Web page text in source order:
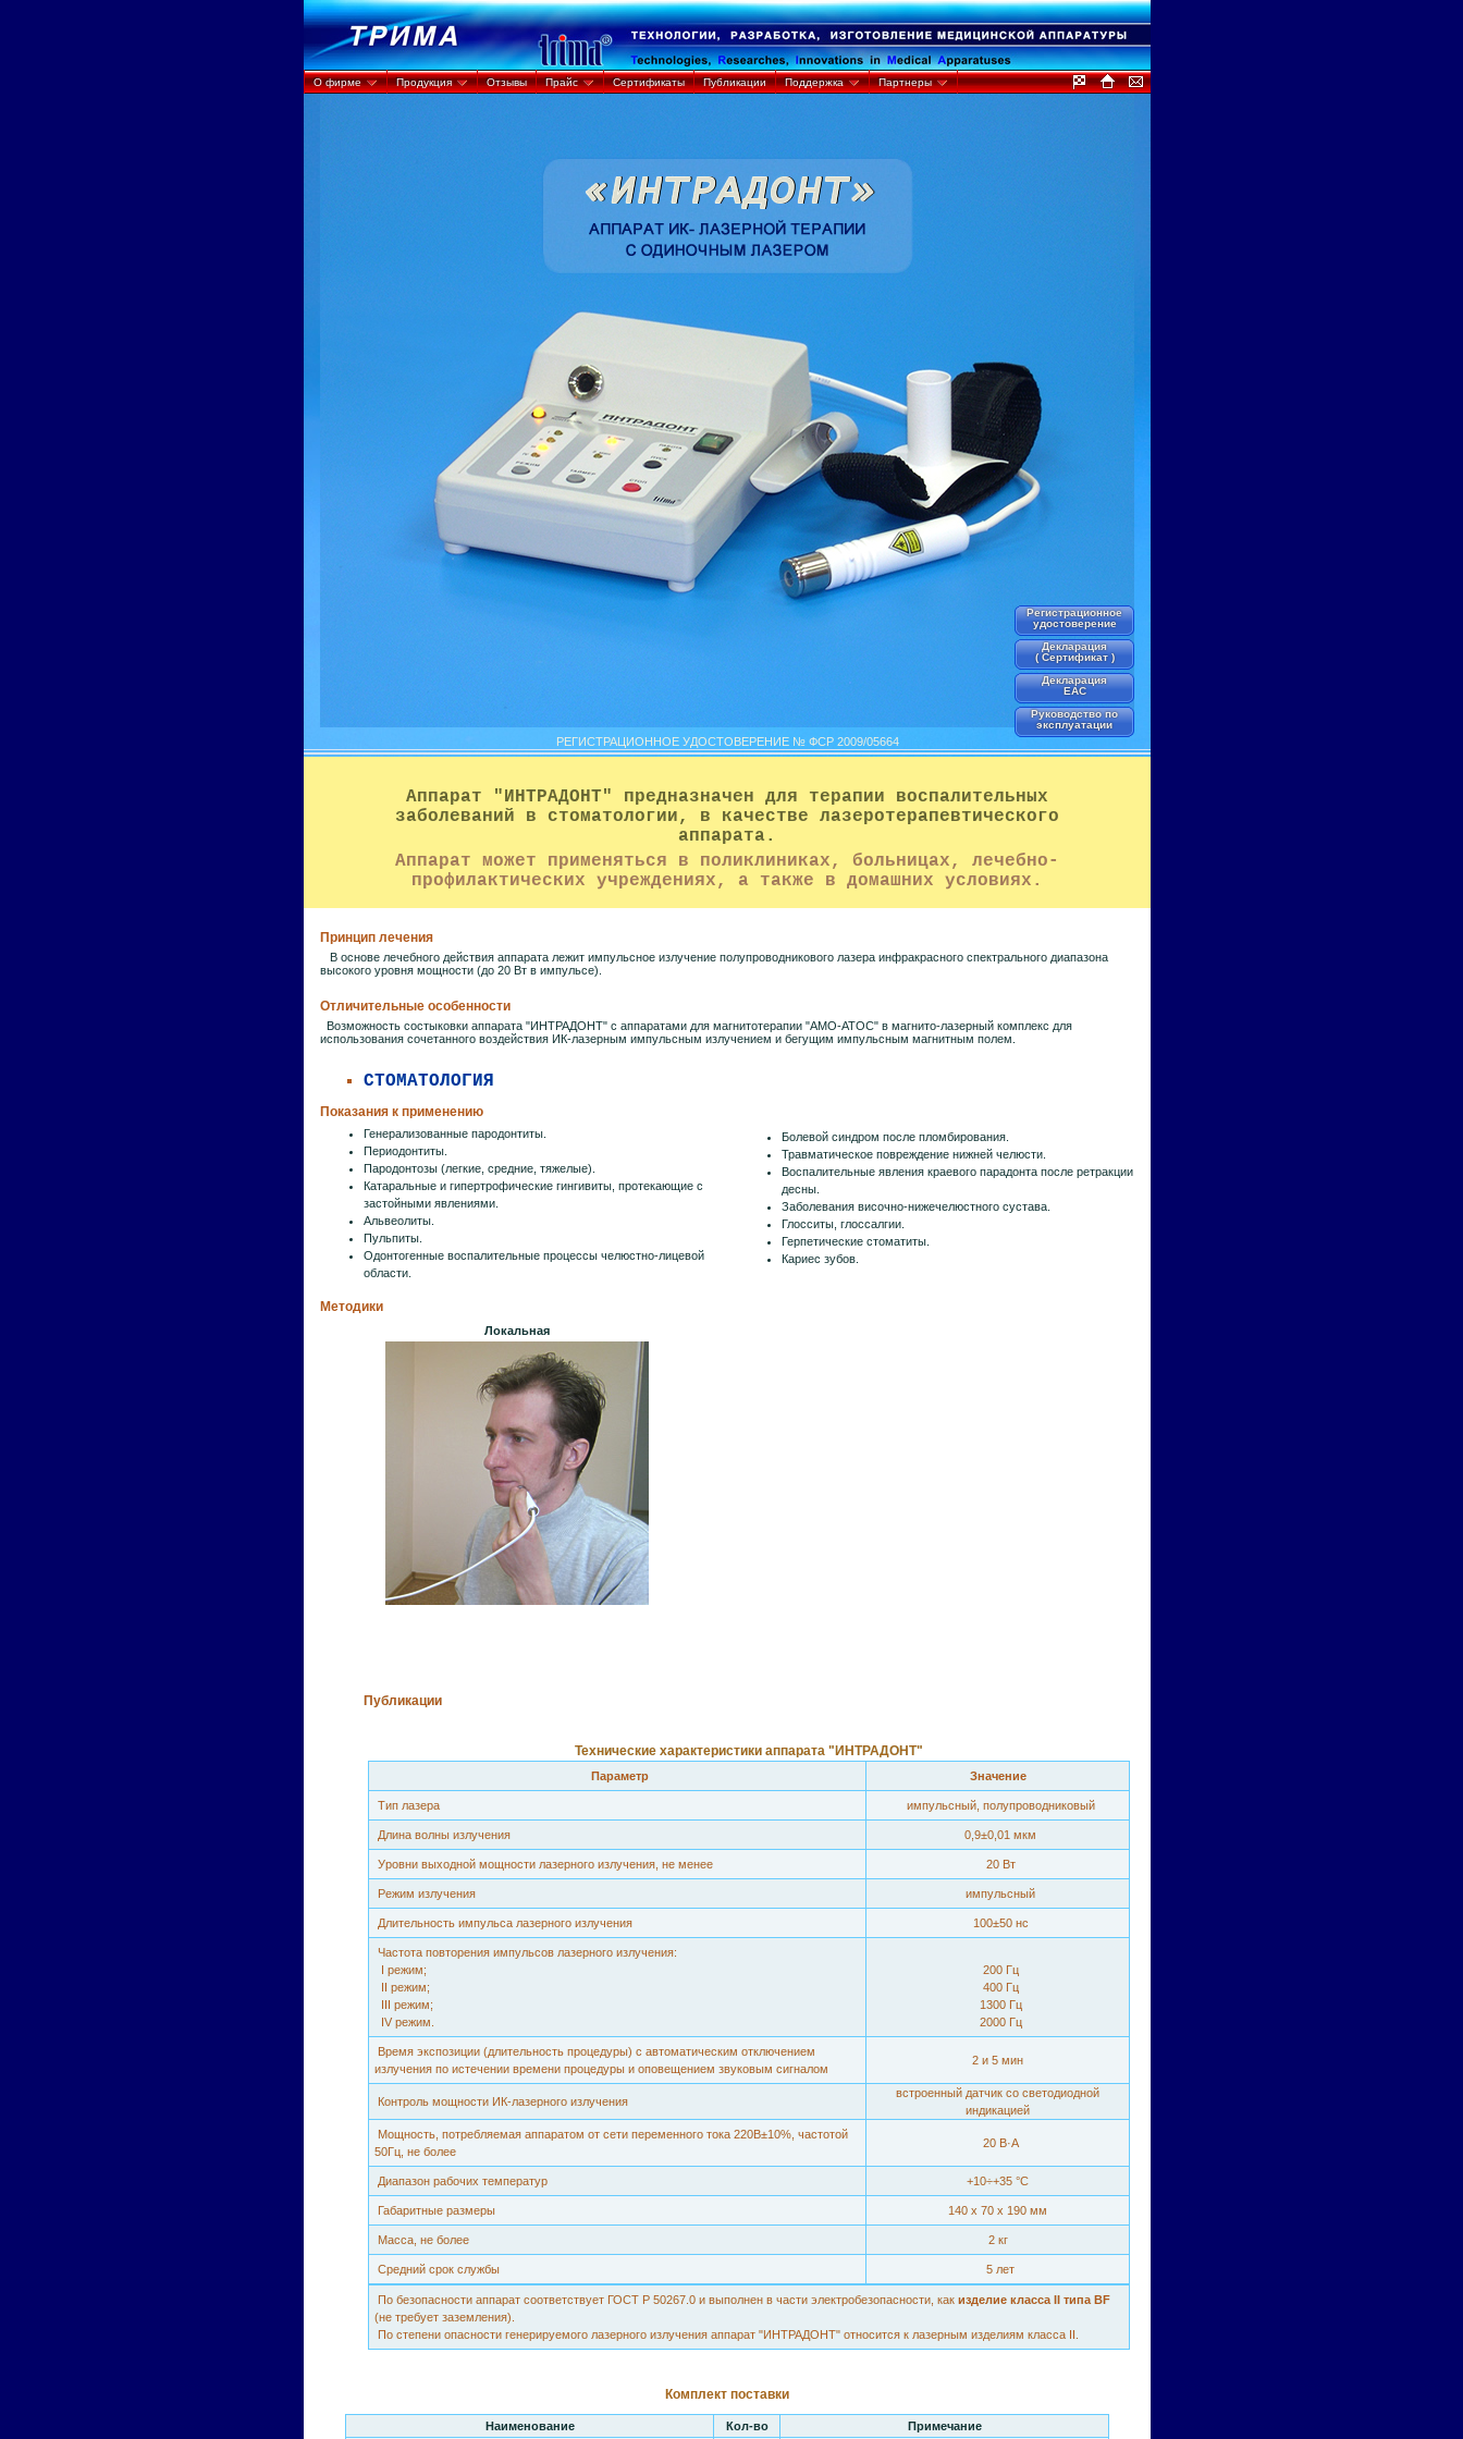
Регистрационное
удостоверение
Декларация
( Сертификат )
Декларация
EAC
Руководство по
эксплуатации
О фирме Продукция Отзывы Прайс Сертификаты Публикации Поддержка Партнеры
РЕГИСТРАЦИОННОЕ УДОСТОВЕРЕНИЕ № ФСР 2009/05664
Аппарат "ИНТРАДОНТ" предназначен для терапии воспалительных
заболеваний в стоматологии, в качестве лазеротерапевтического
аппарата.
Аппарат может применяться в поликлиниках, больницах, лечебно-
профилактических учреждениях, а также в домашних условиях.
Принцип лечения
В основе лечебного действия аппарата лежит импульсное излучение полупроводникового лазера инфракрасного спектрального диапазона
высокого уровня мощности (до 20 Вт в импульсе).
Отличительные особенности
Возможность состыковки аппарата "ИНТРАДОНТ" с аппаратами для магнитотерапии "АМО-АТОС" в магнито-лазерный комплекс для
использования сочетанного воздействия ИК-лазерным импульсным излучением и бегущим импульсным магнитным полем.
СТОМАТОЛОГИЯ
Показания к применению
Генерализованные пародонтиты.
Периодонтиты.
Пародонтозы (легкие, средние, тяжелые).
Катаральные и гипертрофические гингивиты, протекающие с
застойными явлениями.
Альвеолиты.
Пульпиты.
Одонтогенные воспалительные процессы челюстно-лицевой
области.
Болевой синдром после пломбирования.
Травматическое повреждение нижней челюсти.
Воспалительные явления краевого парадонта после ретракции
десны.
Заболевания височно-нижечелюстного сустава.
Глосситы, глоссалгии.
Герпетические стоматиты.
Кариес зубов.
Методики
Локальная
Публикации
Технические характеристики аппарата "ИНТРАДОНТ"
Параметр Значение
Тип лазера импульсный, полупроводниковый
Длина волны излучения 0,9±0,01 мкм
Уровни выходной мощности лазерного излучения, не менее 20 Вт
Режим излучения импульсный
Длительность импульса лазерного излучения 100±50 нс
Частота повторения импульсов лазерного излучения:
I режим;
II режим;
III режим;
IV режим.
200 Гц
400 Гц
1300 Гц
2000 Гц
Время экспозиции (длительность процедуры) с автоматическим отключением
излучения по истечении времени процедуры и оповещением звуковым сигналом
2 и 5 мин
Контроль мощности ИК-лазерного излучения
встроенный датчик со светодиодной
индикацией
Мощность, потребляемая аппаратом от сети переменного тока 220В±10%, частотой
50Гц, не более
20 В·А
Диапазон рабочих температур +10÷+35 °С
Габаритные размеры 140 х 70 х 190 мм
Масса, не более 2 кг
Средний срок службы 5 лет
По безопасности аппарат соответствует ГОСТ Р 50267.0 и выполнен в части электробезопасности, как изделие класса II типа BF
(не требует заземления).
По степени опасности генерируемого лазерного излучения аппарат "ИНТРАДОНТ" относится к лазерным изделиям класса II.
Комплект поставки
Наименование Кол-во Примечание